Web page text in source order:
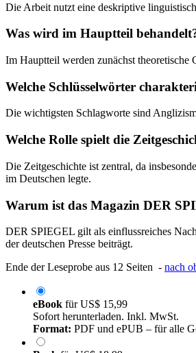
Die Arbeit nutzt eine deskriptive
Was wird im Hauptteil
Im Hauptteil werden zunächst
Welche Schlüsselwörter
Die wichtigsten Schlagworte sind
Welche Rolle spielt die
Die Zeitgeschichte ist zentral, da
im Deutschen legte.
Warum ist das Magazin DER
DER SPIEGEL gilt als einflussreiches
der deutschen Presse beiträgt.
Ende der Leseprobe aus 12 Seiten - nach
eBook fürUS$ 15,99
Sofort herunterladen. Inkl. MwSt.
Format: PDF und ePUB – für alle